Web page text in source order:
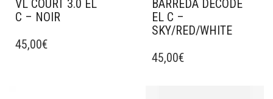
VL COURT 3.0 EL
C – NOIR
PRODUIT
45,00€
BARREDA DECODE
EL C –
SKY/RED/WHITE
PRODUIT
45,00€